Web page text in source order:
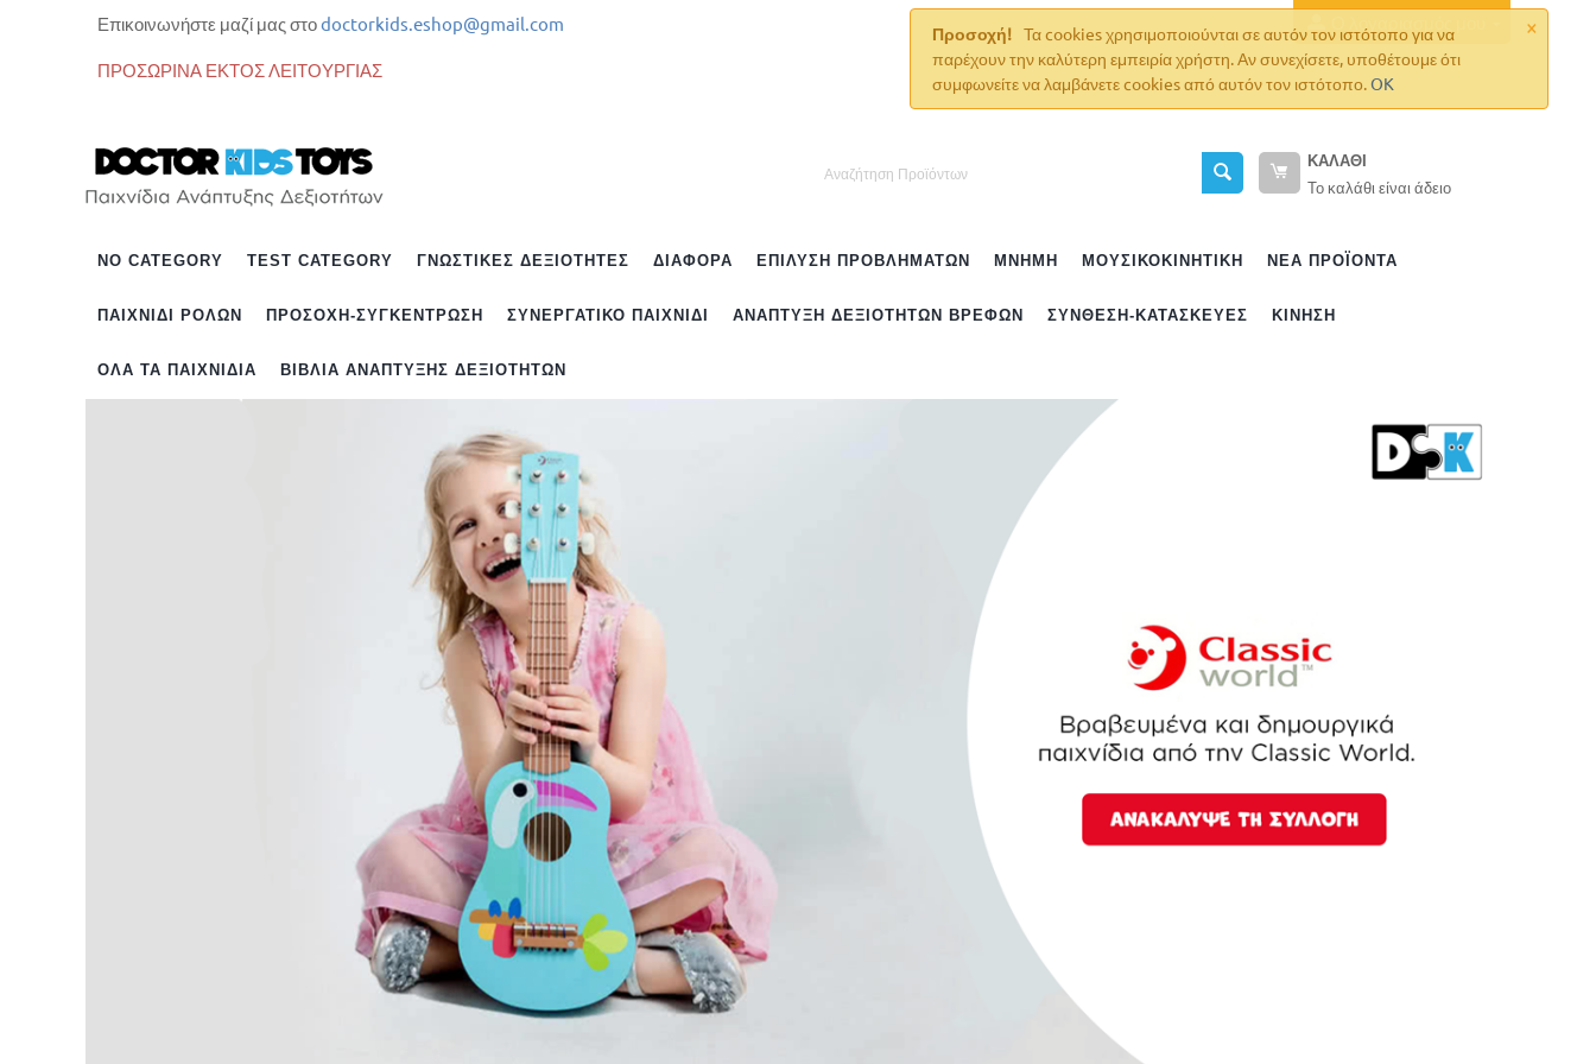
×
Προσοχή! Τα cookies χρησιμοποιούνται σε αυτόν τον ιστότοπο για να
παρέχουν την καλύτερη εμπειρία χρήστη. Αν συνεχίσετε, υποθέτουμε ότι
συμφωνείτε να λαμβάνετε cookies από αυτόν τον ιστότοπο.OK
Επικοινωνήστε μαζί μας στοdoctorkids.eshop@gmail.com
ΠΡΟΣΩΡΙΝΑ ΕΚΤΟΣ ΛΕΙΤΟΥΡΓΙΑΣ
ΚΑΛΆΘΙ
Το καλάθι είναι άδειο
NO CATEGORY TEST CATEGORY ΓΝΩΣΤΙΚΈΣ ΔΕΞΙΌΤΗΤΕΣ ΔΙΆΦΟΡΑ ΕΠΊΛΥΣΗ ΠΡΟΒΛΗΜΆΤΩΝ ΜΝΉΜΗ ΜΟΥΣΙΚΟΚΙΝΗΤΙΚΗ ΝΈΑ ΠΡΟΪΌΝΤΑ
ΠΑΙΧΝΊΔΙ ΡΌΛΩΝ ΠΡΟΣΟΧΉ-ΣΥΓΚΈΝΤΡΩΣΗ ΣΥΝΕΡΓΑΤΙΚΌ ΠΑΙΧΝΊΔΙ ΑΝΆΠΤΥΞΗ ΔΕΞΙΟΤΉΤΩΝ ΒΡΕΦΏΝ ΣΎΝΘΕΣΗ-ΚΑΤΑΣΚΕΥΈΣ ΚΊΝΗΣΗ
ΌΛΑ ΤΑ ΠΑΙΧΝΊΔΙΑ ΒΙΒΛΊΑ ΑΝΆΠΤΥΞΗΣ ΔΕΞΙΟΤΉΤΩΝ